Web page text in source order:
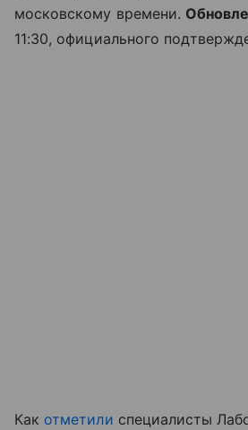
московскому времени.
11:30, официального
Как отметили специалисты